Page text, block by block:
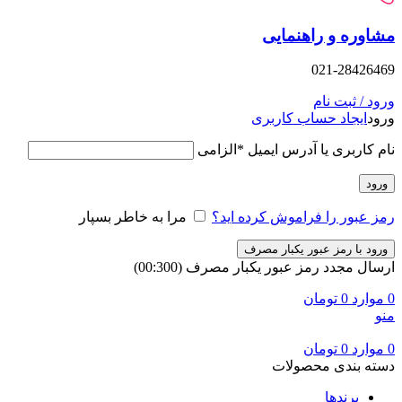
و راهنمایی
021-
/ ثبت نام
ایجاد حساب کاربری
کاربری یا آدرس ایمیل*الزامی
عبور را فراموش کرده اید؟ مرا به خاطر بسپار
با رمز عبور یکبار مصرف
مجدد رمز عبور یکبار مصرف 300
)
0
تومان
0
تومان
بندی محصولات
برندها